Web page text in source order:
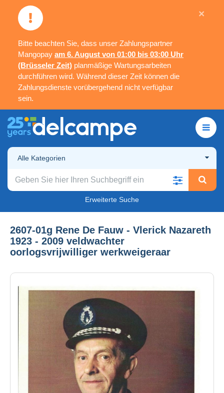
Bitte beachten Sie, dass unser Zahlungspartner
Mangopay am 6. August von 01:00 bis 03:00 Uhr
(Brüsseler Zeit) planmäßige Wartungsarbeiten
durchführen wird. Während dieser Zeit können die
Zahlungsdienste vorübergehend nicht verfügbar
sein.
×
Alle Kategorien
Erweiterte Suche
2607-01g Rene De Fauw - Vlerick Nazareth
1923 - 2009 veldwachter
oorlogsvrijwilliger werkweigeraar